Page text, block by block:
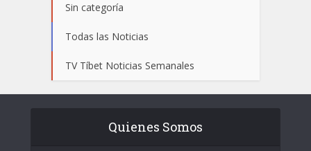
Sin categoría
Todas las Noticias
TV Tíbet Noticias Semanales
Quienes Somos